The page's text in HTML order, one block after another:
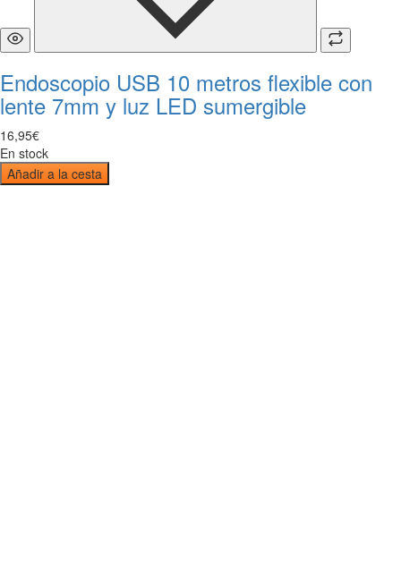
Endoscopio USB 10 metros flexible con
lente 7mm y luz LED sumergible
16,95€
En stock
Añadir a la cesta